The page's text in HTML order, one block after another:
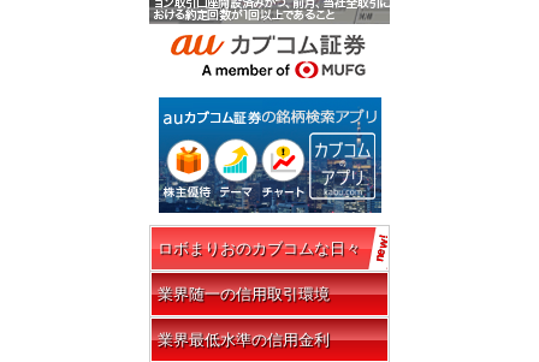
ロボまりおのカブコムな日々
業界随一の信用取引環境
業界最低水準の信用金利